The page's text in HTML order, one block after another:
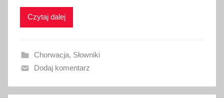
i
a
n
1
Czytaj dalej
Chorwacja, Słowniki
Dodaj komentarz